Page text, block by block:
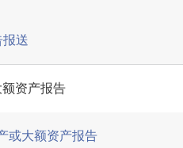
报送
资产报告
或大额资产报告